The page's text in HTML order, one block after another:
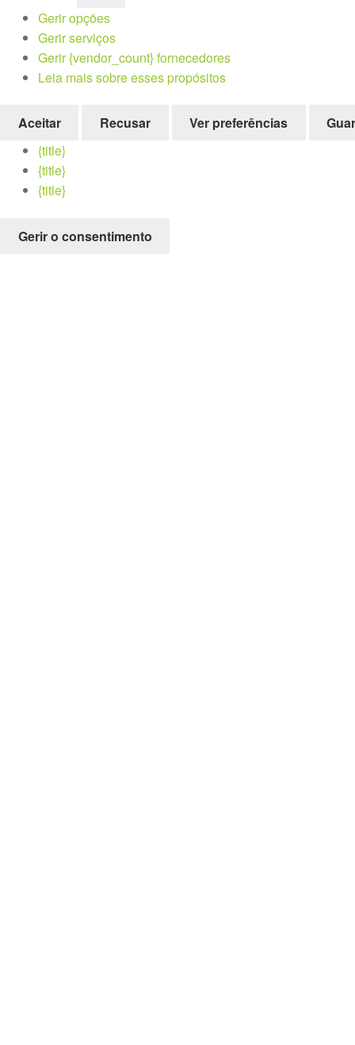
Gerir opções
Gerir serviços
Gerir {vendor_count} fornecedores
Leia mais sobre esses propósitos
Aceitar Recusar Ver preferências
{title}
{title}
{title}
Gerir o consentimento